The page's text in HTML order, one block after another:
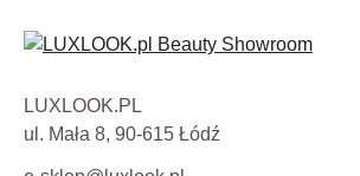
LUXLOOK.PL
ul. Mała 8, 90-615 Łódź